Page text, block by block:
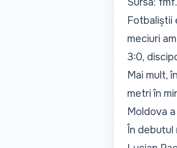
Fotbaliștii
meciuri
3:0,
Mai mult,
metri în
Moldova
În debutul